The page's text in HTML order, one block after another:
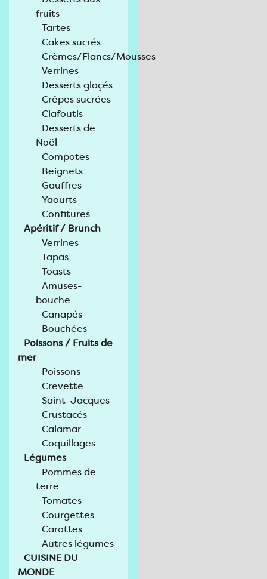
fruits
Tartes
Cakes sucrés
Crèmes/Flancs/Mousses
Verrines
Desserts glaçés
Crêpes sucrées
Clafoutis
Desserts de
Noël
Compotes
Beignets
Gauffres
Yaourts
Confitures
Apéritif / Brunch
Verrines
Tapas
Toasts
Amuses-
bouche
Canapés
Bouchées
Poissons / Fruits de
mer
Poissons
Crevette
Saint-Jacques
Crustacés
Calamar
Coquillages
Légumes
Pommes de
terre
Tomates
Courgettes
Carottes
Autres légumes
CUISINE DU
MONDE